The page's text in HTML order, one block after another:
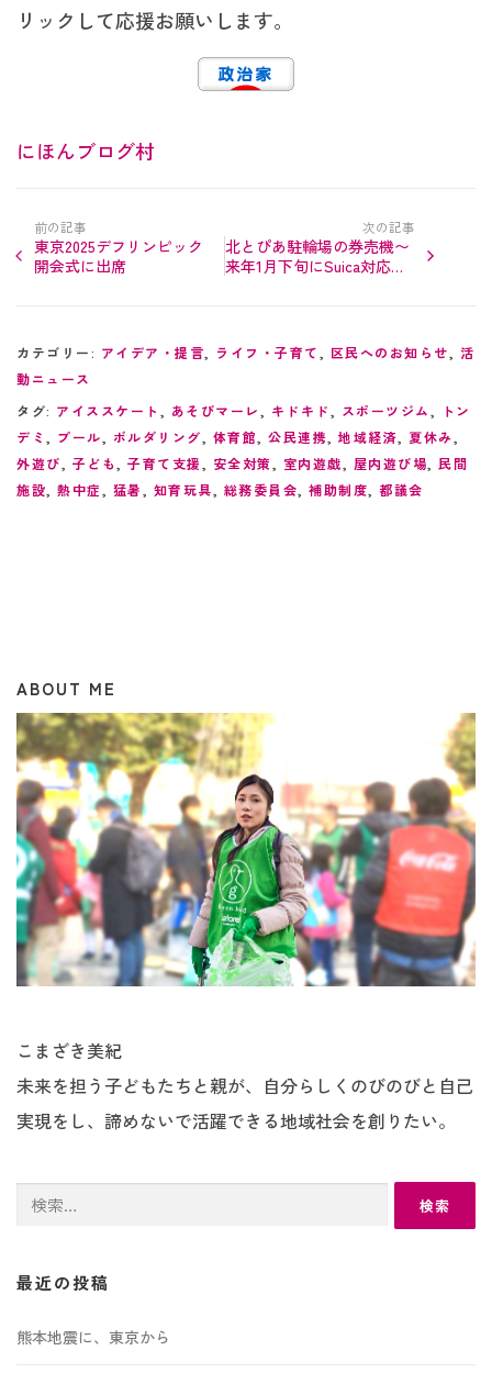
リックして応援お願いします。
にほんブログ村
前の記事
東京2025デフリンピック
開会式に出席
次の記事
北とぴあ駐輪場の券売機〜
来年1月下旬にSuica対応・2
カテゴリー: アイデア・提言, ライフ・子育て , 区民へのお知らせ, 活
動ニュース
タグ: アイススケート , あそびマーレ , キドキド , スポーツジム ,
トン
デミ , プール, ボルダリング, 体育館, 公民連携, 地域経済, 夏休み ,
外遊び, 子ども, 子育て支援 , 安全対策 , 室内遊戯, 屋内遊び場, 民間
施設, 熱中症 , 猛暑 , 知育玩具, 総務委員会, 補助制度, 都議会
ABOUT ME
こまざき美紀
未来を担う子どもたちと親が、自分らしくのびのびと自己
実現をし、諦めないで活躍できる地域社会を創りたい。
検
最近の投稿
熊本地震に、東京から